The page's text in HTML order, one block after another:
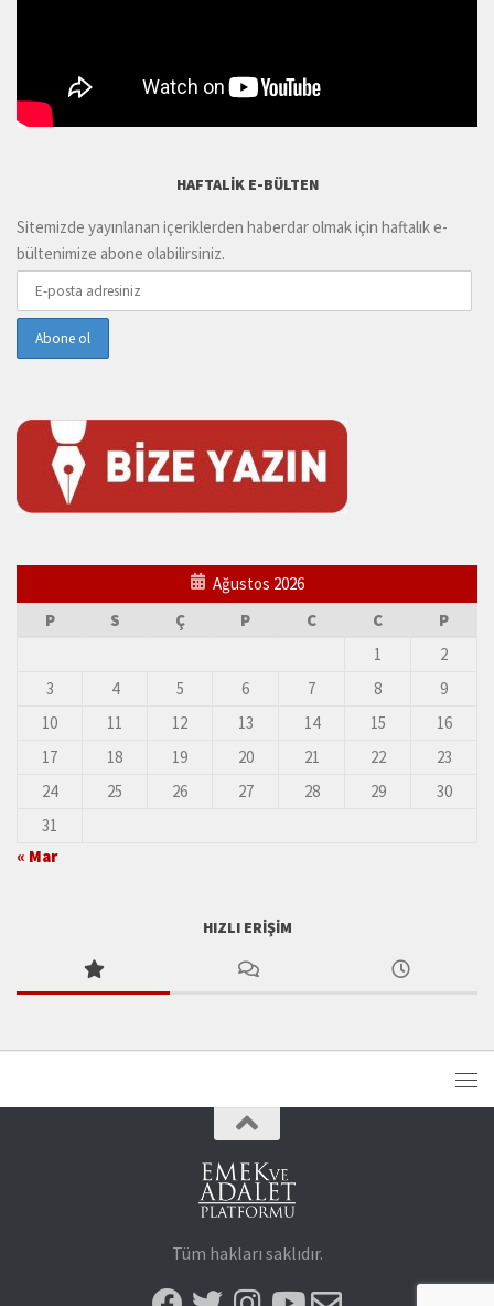
HAFTALIK E-BÜLTEN
Sitemizde yayınlanan içeriklerden haberdar olmak için haftalık e-
bültenimize abone olabilirsiniz.
Ağustos 2026
P
S Ç P C C
P
1
2
3
4 5 6 7 8
9
10
11 12 13 14 15
16
17
18 19 20 21 22
23
24
25 26 27 28 29
30
31
« Mar
HIZLI ERIŞIM
Tüm hakları saklıdır.